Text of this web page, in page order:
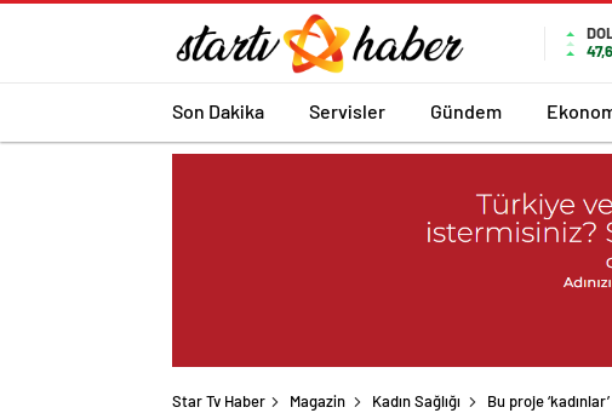
Son Dakika Servisler Gündem
Star Tv Haber Magazin Kadın Sağlığı Bu proje